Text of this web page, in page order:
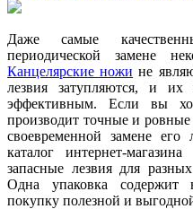
Даже самые
периодической замене
Канцелярские ножи не
лезвия затупляются, и их
эффективным. Если вы
производит точные и ровные
своевременной замене его
каталог интернет-
запасные лезвия для
Одна упаковка содержит
покупку полезной и